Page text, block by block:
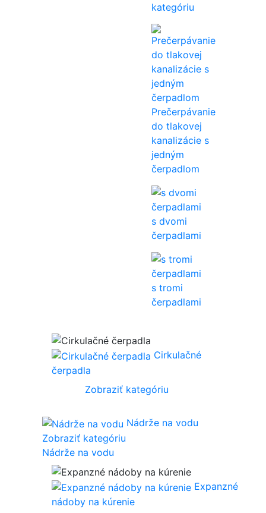
kategóriu
Prečerpávanie
do tlakovej
kanalizácie s
jedným
čerpadlom
s dvomi
čerpadlami
s tromi
čerpadlami
Cirkulačné
čerpadla
Zobraziť kategóriu
Nádrže na vodu
Zobraziť kategóriu
Nádrže na vodu
Expanzné
nádoby na kúrenie